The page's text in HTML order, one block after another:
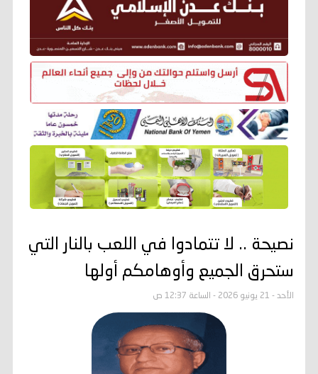
نصيحة .. لا تتمادوا في اللعب بالنار التي
ستحرق الجميع وأوهامكم أولها
الأحد - 21 يونيو 2026 - الساعة 12:37 ص